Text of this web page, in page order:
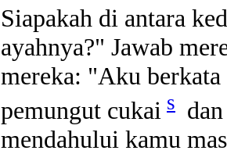
Siapakah di antara
ayahnya?" Jawab
mereka: "Aku berkata
pemungut cukai s
mendahului kamu